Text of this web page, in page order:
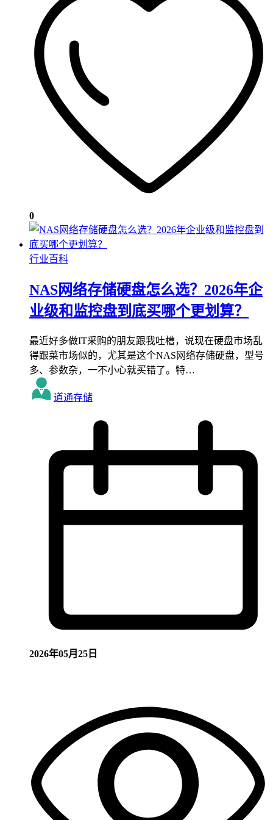
0
行业百科
NAS网络存储硬盘怎么选？2026年企
业级和监控盘到底买哪个更划算？
最近好多做IT采购的朋友跟我吐槽，说现在硬盘市场乱
得跟菜市场似的，尤其是这个NAS网络存储硬盘，型号
多、参数杂，一不小心就买错了。特…
道通存储
2026年05月25日